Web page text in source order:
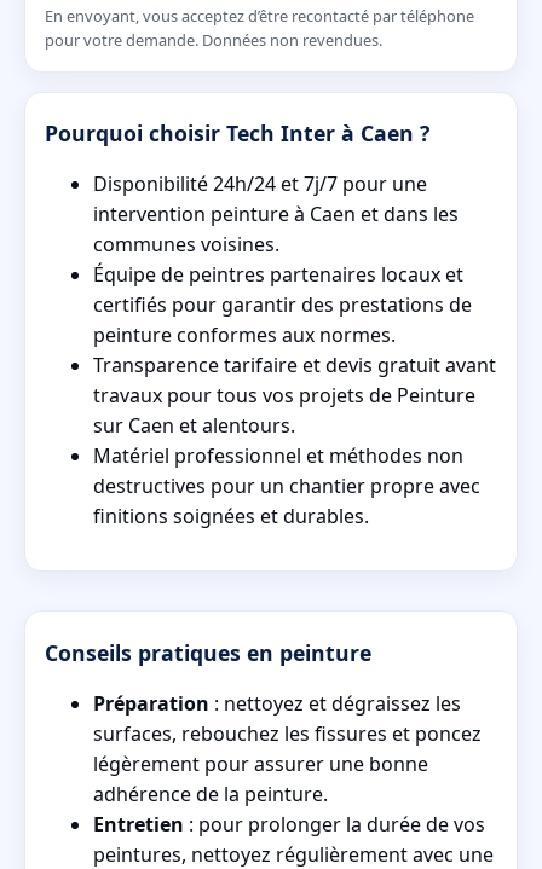
En envoyant, vous acceptez d’être recontacté par téléphone
pour votre demande. Données non revendues.
Pourquoi choisir Tech Inter à Caen ?
Disponibilité 24h/24 et 7j/7 pour une
intervention peinture à Caen et dans les
communes voisines.
Équipe de peintres partenaires locaux et
certifiés pour garantir des prestations de
peinture conformes aux normes.
Transparence tarifaire et devis gratuit avant
travaux pour tous vos projets de Peinture
sur Caen et alentours.
Matériel professionnel et méthodes non
destructives pour un chantier propre avec
finitions soignées et durables.
Conseils pratiques en peinture
Préparation : nettoyez et dégraissez les
surfaces, rebouchez les fissures et poncez
légèrement pour assurer une bonne
adhérence de la peinture.
Entretien : pour prolonger la durée de vos
peintures, nettoyez régulièrement avec une